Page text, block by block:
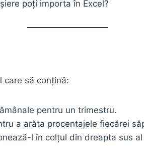
poți importa în Excel?
care să conțină:
pentru un trimestru.
a arăta procentajele fiecărei
l în colțul din dreapta sus